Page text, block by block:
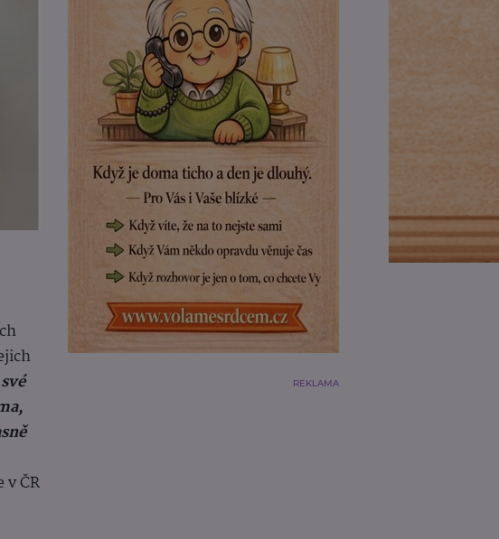
v ČR
REKLAMA